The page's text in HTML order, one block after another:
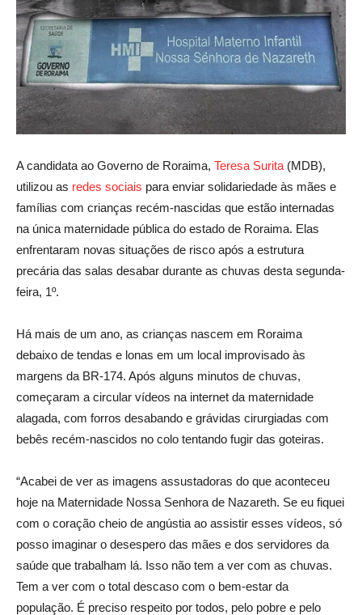
A candidata ao Governo de Roraima, Teresa Surita (MDB),
utilizou as redes sociais para enviar solidariedade às mães e
famílias com crianças recém-nascidas que estão internadas
na única maternidade pública do estado de Roraima. Elas
enfrentaram novas situações de risco após a estrutura
precária das salas desabar durante as chuvas desta segunda-
feira, 1º.
Há mais de um ano, as crianças nascem em Roraima
debaixo de tendas e lonas em um local improvisado às
margens da BR-174. Após alguns minutos de chuvas,
começaram a circular vídeos na internet da maternidade
alagada, com forros desabando e grávidas cirurgiadas com
bebês recém-nascidos no colo tentando fugir das goteiras.
“Acabei de ver as imagens assustadoras do que aconteceu
hoje na Maternidade Nossa Senhora de Nazareth. Se eu fiquei
com o coração cheio de angústia ao assistir esses vídeos, só
posso imaginar o desespero das mães e dos servidores da
saúde que trabalham lá. Isso não tem a ver com as chuvas.
Tem a ver com o total descaso com o bem-estar da
população. É preciso respeito por todos, pelo pobre e pelo